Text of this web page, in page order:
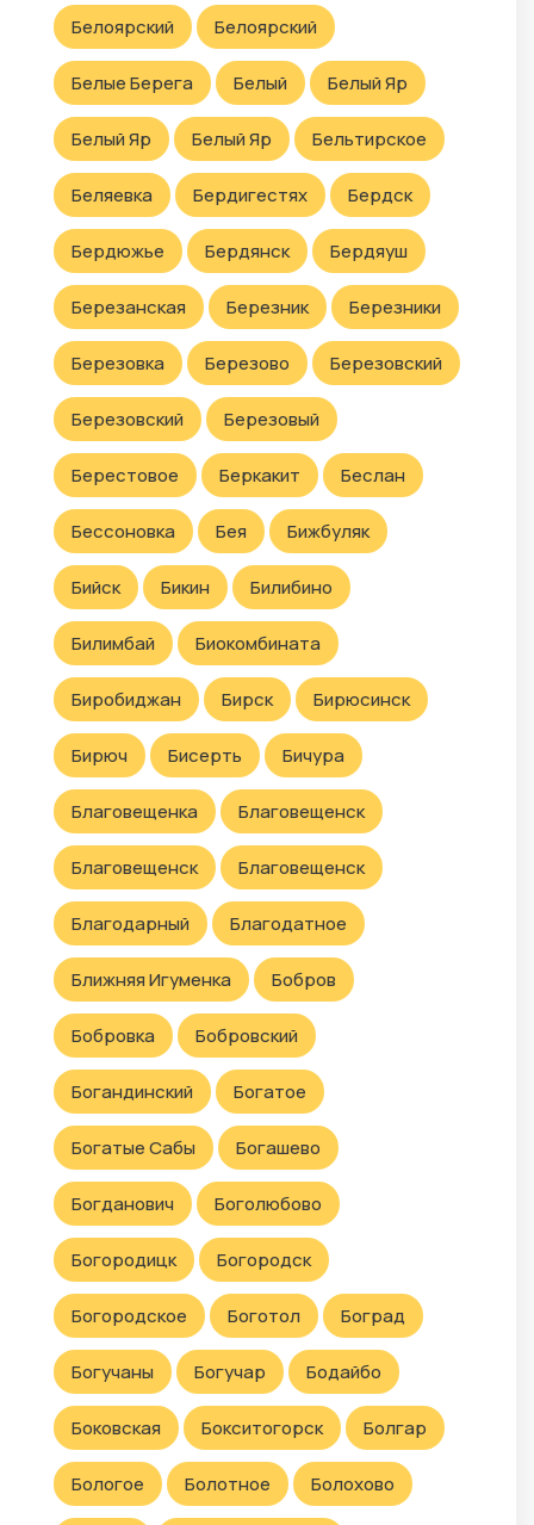
Белоярский Белоярский
Белые Берега Белый Белый Яр
Белый Яр Белый Яр Бельтирское
Беляевка Бердигестях Бердск
Бердюжье Бердянск Бердяуш
Березанская Березник Березники
Березовка Березово Березовский
Березовский Березовый
Берестовое Беркакит Беслан
Бессоновка Бея Бижбуляк
Бийск Бикин Билибино
Билимбай Биокомбината
Биробиджан Бирск Бирюсинск
Бирюч Бисерть Бичура
Благовещенка Благовещенск
Благовещенск Благовещенск
Благодарный Благодатное
Ближняя Игуменка Бобров
Бобровка Бобровский
Богандинский Богатое
Богатые Сабы Богашево
Богданович Боголюбово
Богородицк Богородск
Богородское Боготол Боград
Богучаны Богучар Бодайбо
Боковская Бокситогорск Болгар
Бологое Болотное Болохово